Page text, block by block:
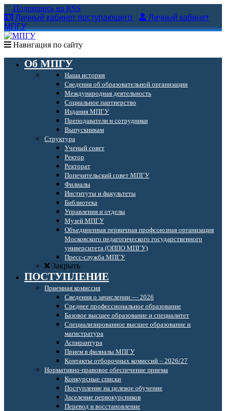
Подпишись на RSS
Личный кабинет поступающего
Личный кабинет
МПГУ
Навигация по сайту
Об МПГУ
Наша история
Сведения об образовательной организации
Международная деятельность
Социальное партнерство
Издания МПГУ
Преподаватели и сотрудники
Выпускникам
Структура
Ученый совет
Ректор
Ректорат
Попечительский совет МПГУ
Филиалы
Институты и факультеты
Библиотека
Управления и отделы
Музей МПГУ
Объединенная первичная профсоюзная организация
Московского педагогического государственного
университета (ОППО МПГУ)
Пресс-служба МПГУ
Закрыть
ПОСТУПЛЕНИЕ
Приемная комиссия
Сведения о зачислении — 2026
Среднее профессиональное образование
Базовое высшее образование и специалитет
Специализированное высшее образование и
магистратура
Аспирантура
Прием в филиалы МПГУ
Контакты отборочных комиссий – 2026/27
Нормативно-правовое обеспечение приема
Конкурсные списки
Поступление на целевое обучение
Заселение первокурсников
Перевод и восстановление